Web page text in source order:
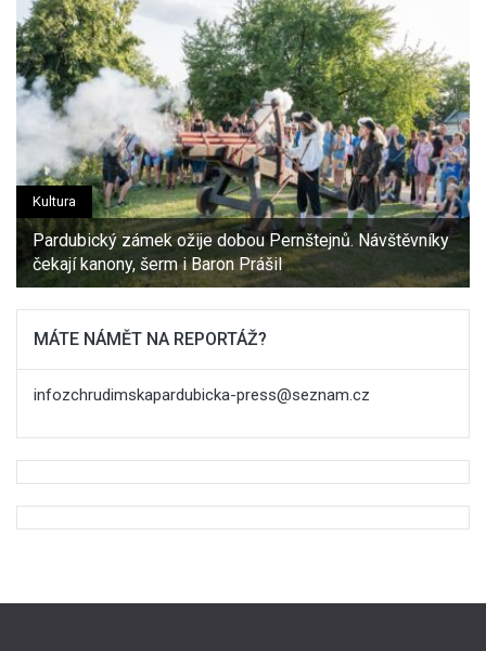
Kultura
Pardubický zámek ožije dobou Pernštejnů. Návštěvníky
čekají kanony, šerm i Baron Prášil
MÁTE NÁMĚT NA REPORTÁŽ?
infozchrudimskapardubicka-press@seznam.cz